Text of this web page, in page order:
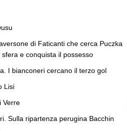
di Faticanti che cerca Puczka
e conquista il possesso
I bianconeri cercano il terzo gol
Lisi
Verre
Sulla ripartenza perugina Bacchin